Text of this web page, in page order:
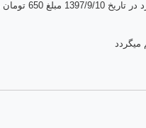
میگردد